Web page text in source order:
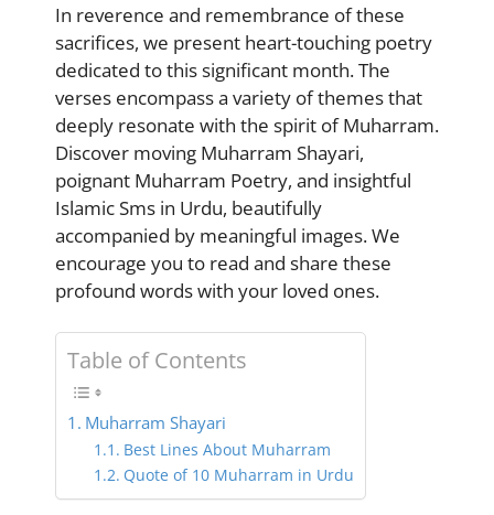
In reverence and remembrance of these
sacrifices, we present heart-touching poetry
dedicated to this significant month. The
verses encompass a variety of themes that
deeply resonate with the spirit of Muharram.
Discover moving Muharram Shayari,
poignant Muharram Poetry, and insightful
Islamic Sms in Urdu, beautifully
accompanied by meaningful images. We
encourage you to read and share these
profound words with your loved ones.
Table of Contents
Muharram Shayari
Best Lines About Muharram
Quote of 10 Muharram in Urdu